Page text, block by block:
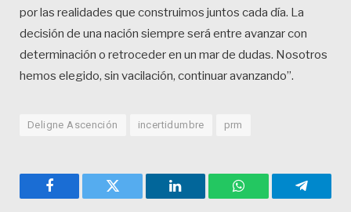
por las realidades que construimos juntos cada día. La
decisión de una nación siempre será entre avanzar con
determinación o retroceder en un mar de dudas. Nosotros
hemos elegido, sin vacilación, continuar avanzando”.
Deligne Ascención incertidumbre prm
Facebook Twitter LinkedIn WhatsApp